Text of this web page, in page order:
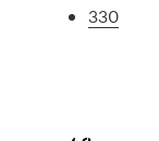
330